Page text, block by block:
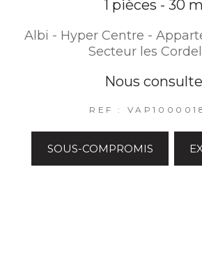
1 pièces - 30
Albi - Hyper Centre -
Secteur les
Nous
REF :
SOUS-COMPROMIS